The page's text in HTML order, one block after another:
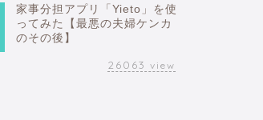
家事分担アプリ「Yieto」を使
ってみた【最悪の夫婦ケンカ
のその後】
26063 view